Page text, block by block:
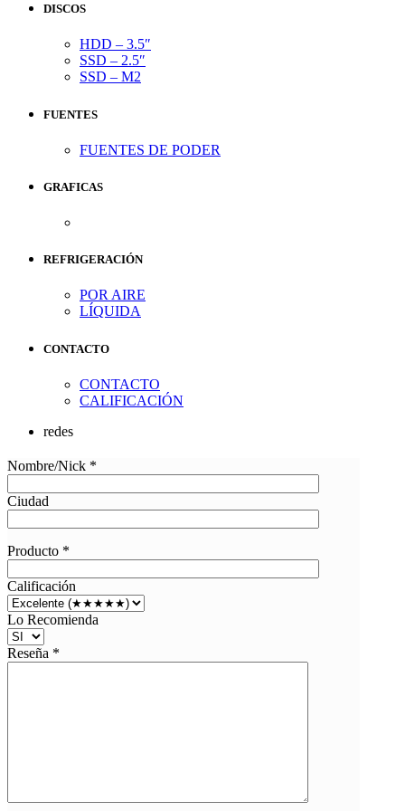
DISCOS
HDD – 3.5″
SSD – 2.5″
SSD – M2
FUENTES
FUENTES DE PODER
GRAFICAS
REFRIGERACIÓN
POR AIRE
LÍQUIDA
CONTACTO
CONTACTO
CALIFICACIÓN
redes
Nombre/Nick *
Ciudad
Producto *
Calificación
Lo Recomienda
Reseña *